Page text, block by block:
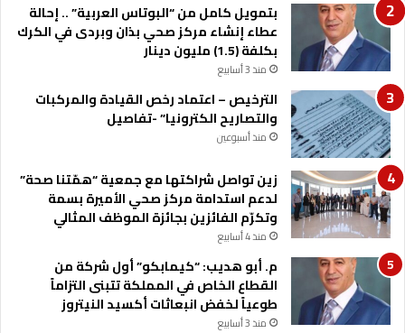
بتمويل كامل من “البوتاس العربية” .. إحالة
عطاء إنشاء مركز صحي بذان وبردى في الكرك
بكلفة (1.5) مليون دينار
منذ 3 أسابيع
الترخيص – اعتماد رخص القيادة والمركبات
والتصاريح الكترونيا” -تفاصيل
منذ أسبوعين
زين تواصل شراكتها مع جمعية “همّتنا صحة”
لدعم استدامة مركز صحي الأميرة بسمة
وتكرّم الفائزين بجائزة الموظف المثالي
منذ 4 أسابيع
م. أبو هديب: “كيمابكو” أول شركة من
القطاع الخاص في المملكة تتبنى التزاماً
طوعياً لخفض انبعاثات أكسيد النيتروز
منذ 3 أسابيع